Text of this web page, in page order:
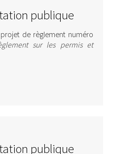
publique
de règlement numéro
sur les permis et
publique